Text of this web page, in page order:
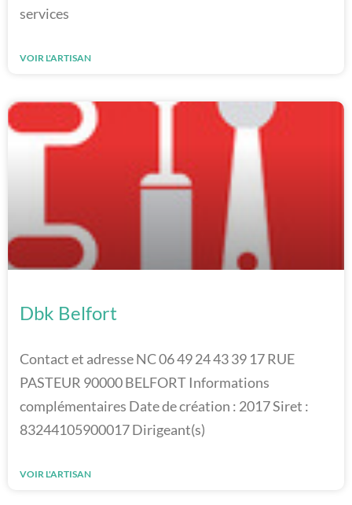
services
VOIR L'ARTISAN
Dbk Belfort
Contact et adresse NC 06 49 24 43 39 17 RUE
PASTEUR 90000 BELFORT Informations
complémentaires Date de création : 2017 Siret :
83244105900017 Dirigeant(s)
VOIR L'ARTISAN